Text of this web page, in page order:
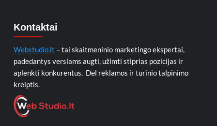
Kontaktai
Webstudio.lt – tai skaitmeninio marketingo ekspertai,
padedantys verslams augti, užimti stiprias pozicijas ir
aplenkti konkurentus. Dėl reklamos ir turinio talpinimo
kreiptis.